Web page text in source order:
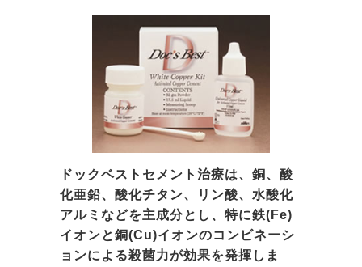
ドックベストセメント治療は、銅、酸
化亜鉛、酸化チタン、リン酸、水酸化
アルミなどを主成分とし、特に鉄(Fe)
イオンと銅(Cu)イオンのコンビネーシ
ョンによる殺菌力が効果を発揮しま